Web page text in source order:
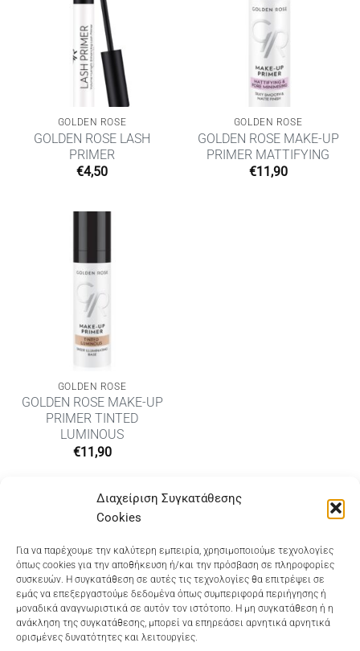
Διαχείριση Συγκατάθεσης
Cookies
Για να παρέχουμε την καλύτερη εμπειρία, χρησιμοποιούμε τεχνολογίες
όπως cookies για την αποθήκευση ή/και την πρόσβαση σε πληροφορίες
συσκευών. Η συγκατάθεση σε αυτές τις τεχνολογίες θα επιτρέψει σε
εμάς να επεξεργαστούμε δεδομένα όπως συμπεριφορά περιήγησης ή
μοναδικά αναγνωριστικά σε αυτόν τον ιστότοπο. Η μη συγκατάθεση ή η
ανάκληση της συγκατάθεσης, μπορεί να επηρεάσει αρνητικά αρνητικά
ορισμένες δυνατότητες και λειτουργίες.
GOLDEN ROSE
GOLDEN ROSE LASH
PRIMER
€4,50
GOLDEN ROSE
GOLDEN ROSE MAKE-UP
PRIMER MATTIFYING
€11,90
GOLDEN ROSE
GOLDEN ROSE MAKE-UP
PRIMER TINTED
LUMINOUS
€11,90
Dioni Hair Care, Ζυμβρακάκηδων 33, τηλ 28210
91906
Dioni Hair Spa, Κ. Σφακιανάκη 5, τηλ 28210 94712